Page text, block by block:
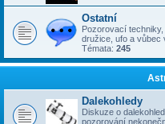
Ostatní
Pozorovací
družice, ufo a vůbec
Témata: 245
Dalekohledy
Diskuze o
pozorování